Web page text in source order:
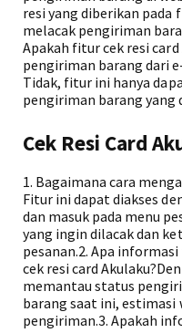
resi yang diberikan
melacak pengiriman
Apakah fitur cek resi
pengiriman barang dari
Tidak, fitur ini hanya
pengiriman barang yang
Cek Resi Card
1. Bagaimana cara
Fitur ini dapat diakses
dan masuk pada menu
yang ingin dilacak dan
pesanan.2. Apa
cek resi card
memantau status
barang saat ini, estimasi
pengiriman.3. Apakah